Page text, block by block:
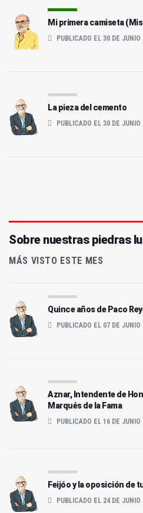
Mi primera camiseta
PUBLICADO EL 30 DE JUNIO
La pieza del cemento
PUBLICADO EL 30 DE JUNIO
Sobre nuestras piedras
MÁS VISTO ESTE MES
Quince años de Paco
PUBLICADO EL 07 DE JUNIO
Aznar, Intendente de
Marqués de la Fama
PUBLICADO EL 16 DE JUNIO
Feijóo y la oposición de
PUBLICADO EL 24 DE JUNIO